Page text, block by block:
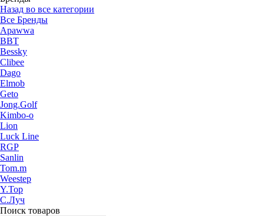
Назад во все категории
Все Бренды
Apawwa
BBT
Bessky
Clibee
Dago
Elmob
Geto
Jong.Golf
Kimbo-o
Lion
Luck Line
RGP
Sanlin
Tom.m
Weestep
Y.Top
С.Луч
Поиск товаров